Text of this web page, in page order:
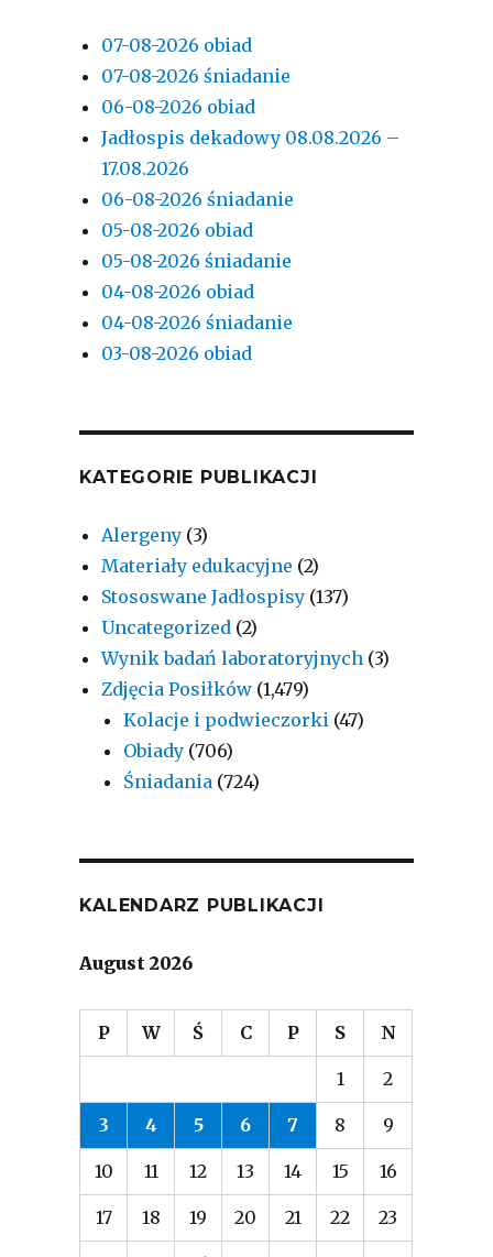
07-08-2026 obiad
07-08-2026 śniadanie
06-08-2026 obiad
Jadłospis dekadowy 08.08.2026 –
17.08.2026
06-08-2026 śniadanie
05-08-2026 obiad
05-08-2026 śniadanie
04-08-2026 obiad
04-08-2026 śniadanie
03-08-2026 obiad
KATEGORIE PUBLIKACJI
Alergeny (3)
Materiały edukacyjne (2)
Stososwane Jadłospisy (137)
Uncategorized (2)
Wynik badań laboratoryjnych (3)
Zdjęcia Posiłków (1,479)
Kolacje i podwieczorki (47)
Obiady (706)
Śniadania (724)
KALENDARZ PUBLIKACJI
August 2026
P W Ś C P S N
1 2
3 4 5 6 7 8 9
10 11 12 13 14 15 16
17 18 19 20 21 22 23